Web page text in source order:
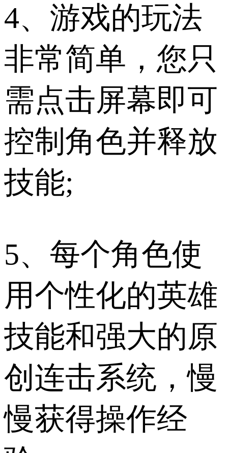
4、游戏的玩法
非常简单，您只
需点击屏幕即可
控制角色并释放
技能;
5、每个角色使
用个性化的英雄
技能和强大的原
创连击系统，慢
慢获得操作经